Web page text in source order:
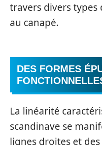
travers divers types
au canapé.
DES FORMES
La linéarité
scandinave se
lignes droites et